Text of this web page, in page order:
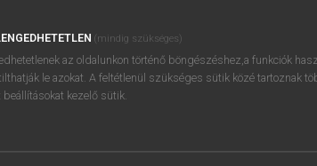
(mindig szükséges)
az oldalunkon történő böngészéshez,a funkciók
le azokat. A feltétlenül szükséges sütik közé tartoznak
kezelő sütik.